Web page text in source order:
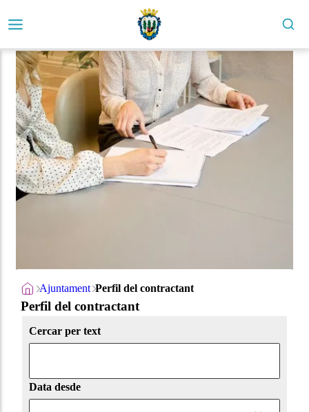
Ajuntament Perfil del contractant
Perfil del contractant
Cercar per text
Data desde